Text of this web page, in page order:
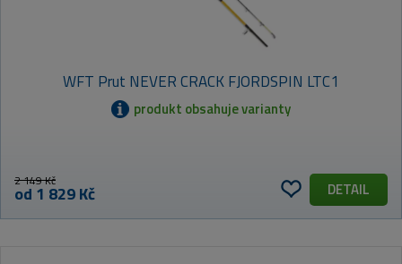
WFT Prut NEVER CRACK FJORDSPIN LTC1
produkt obsahuje varianty
2 149 Kč
od 1 829 Kč DETAIL